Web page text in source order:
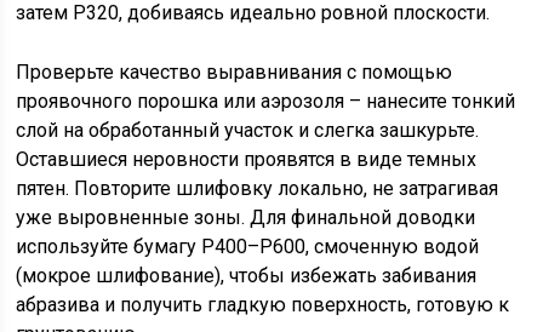
затем P320, добиваясь идеально ровной плоскости.
Проверьте качество выравнивания с помощью
проявочного порошка или аэрозоля – нанесите тонкий
слой на обработанный участок и слегка зашкурьте.
Оставшиеся неровности проявятся в виде темных
пятен. Повторите шлифовку локально, не затрагивая
уже выровненные зоны. Для финальной доводки
используйте бумагу P400–P600, смоченную водой
(мокрое шлифование), чтобы избежать забивания
абразива и получить гладкую поверхность, готовую к